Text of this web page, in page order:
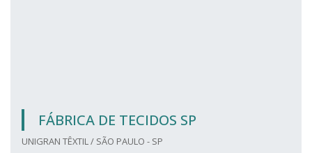
FÁBRICA DE TECIDOS SP
UNIGRAN TÊXTIL / SÃO PAULO - SP